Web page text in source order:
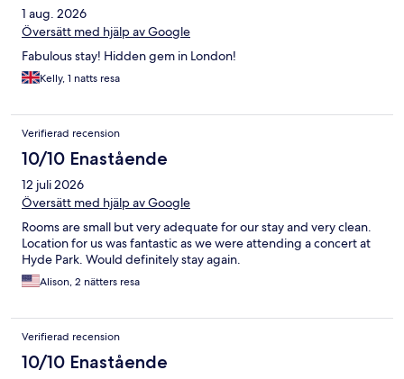
1 aug. 2026
Översätt med hjälp av Google
Fabulous stay! Hidden gem in London!
Kelly, 1 natts resa
Verifierad recension
10/10 Enastående
12 juli 2026
Översätt med hjälp av Google
Rooms are small but very adequate for our stay and very clean.
Location for us was fantastic as we were attending a concert at
Hyde Park. Would definitely stay again.
Alison, 2 nätters resa
Verifierad recension
10/10 Enastående